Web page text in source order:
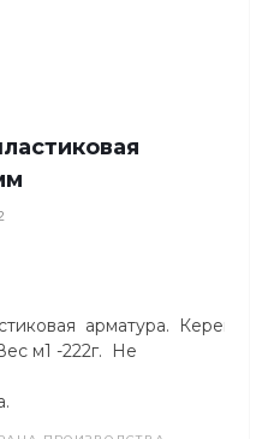
арматура.
м1 -222г. Не